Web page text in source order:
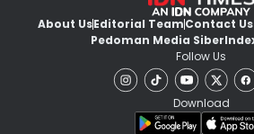
About UsEditorial TeamContact Us
Pedoman Media Siber
Follow Us
Download